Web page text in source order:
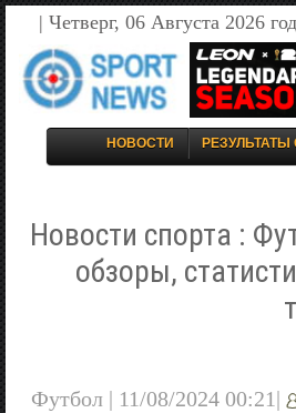
| Четверг, 06 Августа 2026
НОВОСТИ
Новости спорта :
обзоры,
Футбол | 11/08/2024 00:21|